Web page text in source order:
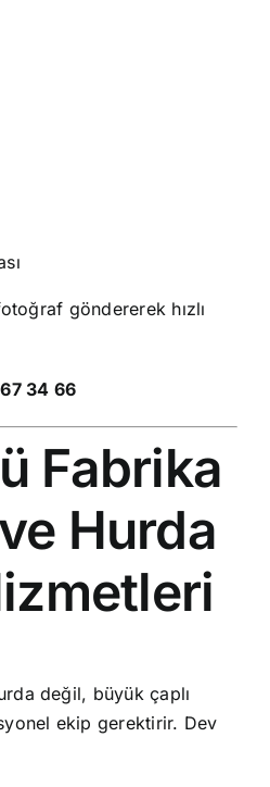
göndererek hızlı
34 66
Fabrika
Hurda
değil, büyük çaplı
ekip gerektirir. Dev